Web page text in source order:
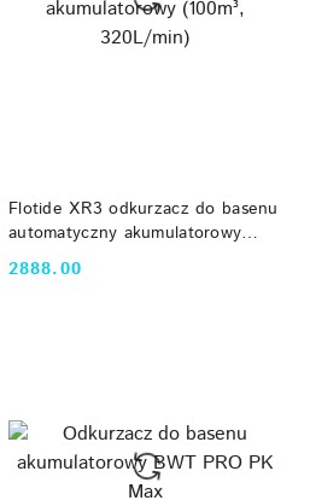
Flotide XR3 odkurzacz do basenu
automatyczny akumulatorowy
(100m³, 320L/min)
Cena:
2888.00
DO KOSZYKA